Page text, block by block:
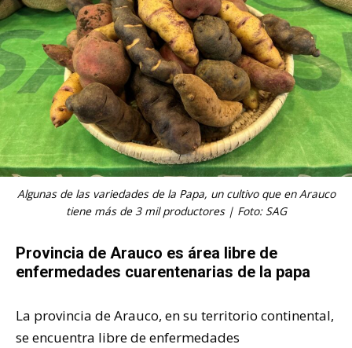
Algunas de las variedades de la Papa, un cultivo que en Arauco
tiene más de 3 mil productores | Foto: SAG
Provincia de Arauco es área libre de
enfermedades cuarentenarias de la papa
La provincia de Arauco, en su territorio continental,
se encuentra libre de enfermedades